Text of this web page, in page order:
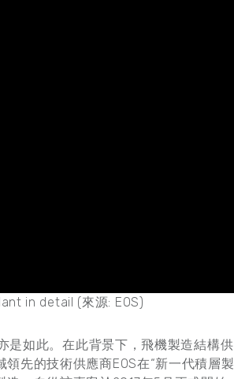
in detail (來源: EOS)
是如此。在此背景下，飛機製造結構供
先的技術供應商EOS在“新一代積層製